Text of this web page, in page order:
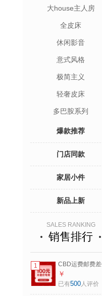
大house主人房
全皮床
休闲影音
意式风格
极简主义
轻奢皮床
多巴胺系列
爆款推荐
门店同款
家居小件
新品上新
SALES RANKING
销售排行
1
CBD运费邮费
链接，非客服邀
勿拍，单拍不发
￥
已有500人评价